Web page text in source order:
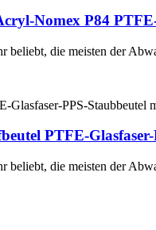
Nomex P84
beliebt, die meisten der
PTFE-
beliebt, die meisten der